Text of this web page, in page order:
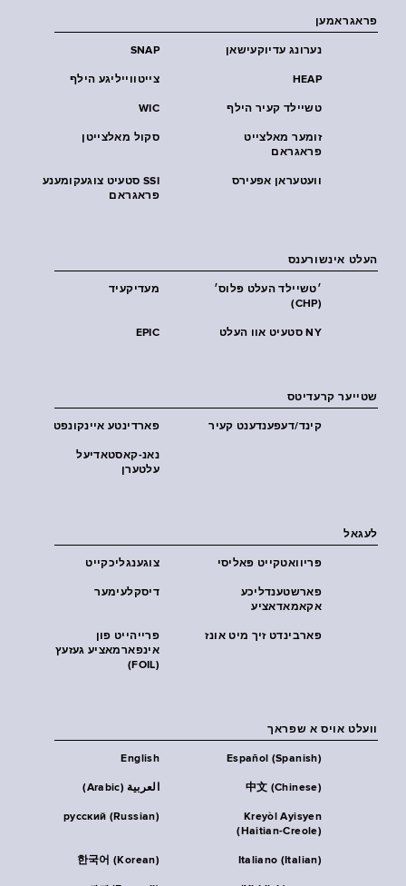
פראגראמען
SNAP נערונג עדיוקעישאן
צייטווייליגע הילף HEAP
WIC טשיילד קעיר הילף
סקול מאלצייטן
זומער מאלצייט
פראגראם
SSI סטעיט צוגעקומענע
פראגראם
וועטעראן אפעירס
העלט אינשורענס
מעדיקעיד
׳טשיילד העלט פּלוס׳
(CHP)
EPIC NY סטעיט אוו העלט
שטייער קרעדיטס
פארדינטע איינקונפט קינד/דעפענדענט קעיר
נאנ-קאסטאדיעל
עלטערן
לעגאל
צוגענגליכקייט פּריוואטקייט פּאליסי
דיסקלעימער
פארשטענדליכע
אקאמאדאציע
פרייהייט פון
אינפארמאציע געזעץ
(FOIL)
פארבינדט זיך מיט אונז
וועלט אויס א שפראך
English Español (Spanish)
العربية (Arabic) 中文 (Chinese)
русский (Russian)
Kreyòl Ayisyen
(Haitian-Creole)
한국어 (Korean) Italiano (Italian)